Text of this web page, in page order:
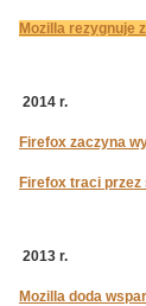
Mozilla rezygnuje
2014 r.
Firefox zaczyna
Firefox traci
2013 r.
Mozilla doda